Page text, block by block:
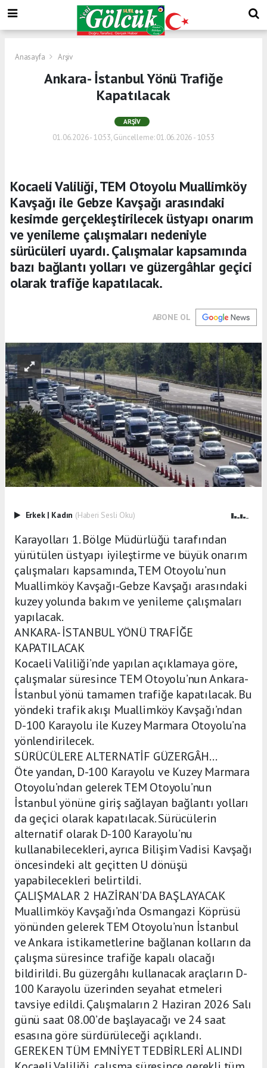
Anasayfa Arşiv
Ankara- İstanbul Yönü Trafiğe
Kapatılacak
ARŞIV
01.06.2026 - 10:53, Güncelleme: 01.06.2026 - 10:53
Kocaeli Valiliği, TEM Otoyolu Muallimköy
Kavşağı ile Gebze Kavşağı arasındaki
kesimde gerçekleştirilecek üstyapı onarım
ve yenileme çalışmaları nedeniyle
sürücüleri uyardı. Çalışmalar kapsamında
bazı bağlantı yolları ve güzergâhlar geçici
olarak trafiğe kapatılacak.
ABONE OL
Erkek | Kadın (Haberi Sesli Oku)
Karayolları 1. Bölge Müdürlüğü tarafından
yürütülen üstyapı iyileştirme ve büyük onarım
çalışmaları kapsamında, TEM Otoyolu’nun
Muallimköy Kavşağı-Gebze Kavşağı arasındaki
kuzey yolunda bakım ve yenileme çalışmaları
yapılacak.
ANKARA- İSTANBUL YÖNÜ TRAFİĞE
KAPATILACAK
Kocaeli Valiliği’nde yapılan açıklamaya göre,
çalışmalar süresince TEM Otoyolu’nun Ankara-
İstanbul yönü tamamen trafiğe kapatılacak. Bu
yöndeki trafik akışı Muallimköy Kavşağı’ndan
D-100 Karayolu ile Kuzey Marmara Otoyolu’na
yönlendirilecek.
SÜRÜCÜLERE ALTERNATİF GÜZERGÂH…
Öte yandan, D-100 Karayolu ve Kuzey Marmara
Otoyolu’ndan gelerek TEM Otoyolu’nun
İstanbul yönüne giriş sağlayan bağlantı yolları
da geçici olarak kapatılacak. Sürücülerin
alternatif olarak D-100 Karayolu’nu
kullanabilecekleri, ayrıca Bilişim Vadisi Kavşağı
öncesindeki alt geçitten U dönüşü
yapabilecekleri belirtildi.
ÇALIŞMALAR 2 HAZİRAN’DA BAŞLAYACAK
Muallimköy Kavşağı’nda Osmangazi Köprüsü
yönünden gelerek TEM Otoyolu’nun İstanbul
ve Ankara istikametlerine bağlanan kolların da
çalışma süresince trafiğe kapalı olacağı
bildirildi. Bu güzergâhı kullanacak araçların D-
100 Karayolu üzerinden seyahat etmeleri
tavsiye edildi. Çalışmaların 2 Haziran 2026 Salı
günü saat 08.00’de başlayacağı ve 24 saat
esasına göre sürdürüleceği açıklandı.
GEREKEN TÜM EMNİYET TEDBİRLERİ ALINDI